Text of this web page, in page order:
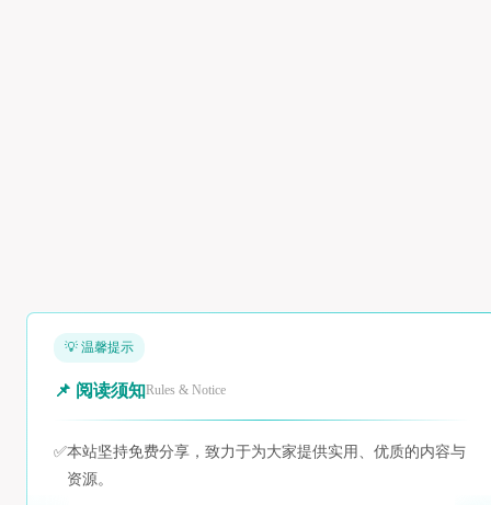
💡 温馨提示
📌 阅读须知Rules & Notice
✅本站坚持免费分享，致力于为大家提供实用、优质的内容与
资源。